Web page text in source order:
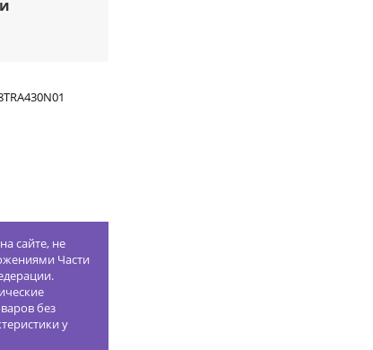
сайте, не
Части
без
у